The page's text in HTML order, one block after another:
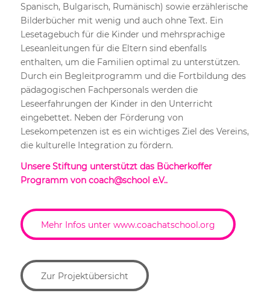
Spanisch, Bulgarisch, Rumänisch) sowie erzählerische
Bilderbücher mit wenig und auch ohne Text. Ein
Lesetagebuch für die Kinder und mehrsprachige
Leseanleitungen für die Eltern sind ebenfalls
enthalten, um die Familien optimal zu unterstützen.
Durch ein Begleitprogramm und die Fortbildung des
pädagogischen Fachpersonals werden die
Leseerfahrungen der Kinder in den Unterricht
eingebettet. Neben der Förderung von
Lesekompetenzen ist es ein wichtiges Ziel des Vereins,
die kulturelle Integration zu fördern.
Unsere Stiftung unterstützt das Bücherkoffer
Programm von coach@school e.V..
Mehr Infos unter www.coachatschool.org
Zur Projektübersicht